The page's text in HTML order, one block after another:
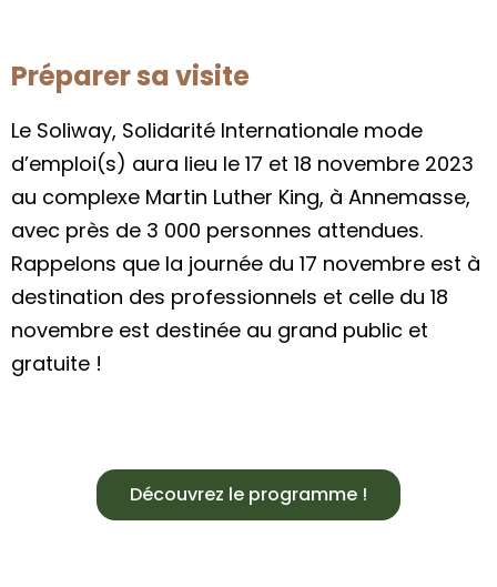
Préparer sa visite
Le Soliway, Solidarité Internationale mode
d’emploi(s) aura lieu le 17 et 18 novembre 2023
au complexe Martin Luther King, à Annemasse,
avec près de 3 000 personnes attendues.
Rappelons que la journée du 17 novembre est à
destination des professionnels et celle du 18
novembre est destinée au grand public et
gratuite !
Découvrez le programme !